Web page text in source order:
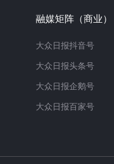
融媒矩阵（商业）
大众日报抖音号
大众日报头条号
大众日报企鹅号
大众日报百家号